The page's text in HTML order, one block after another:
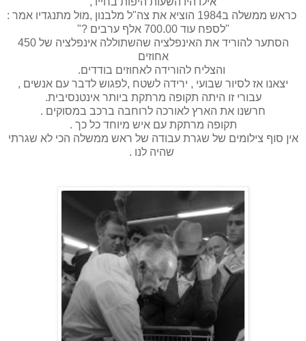
כראש ממשלה ב1984 הוציא את צה"ל מלבנון ,מול מתנגדיו אמר :
"לספח עוד 700.00 אלף ערבים ?"
הסתער להוריד את האינפלציה שהשתוללה אינפלציה של 450
אחוזים
והצליח להורידה לאחוזים בודדים.
יצאנו אז לסיור שבועי , ירידה לשטח ,לפגוש לדבר עם אנשים ,
עבורי זו היתה תקופה מרתקת ביותר אינטנסיבית.
חרשנו את הארץ לאורכה לרוחבה ברכב במסוקים .
תקופה מרתקת עם איש מיוחד כל כך .
אין סוף צילומים של שגרת עבודה של ראש ממשלה הכי לא שגרתי
שהיה לנו .